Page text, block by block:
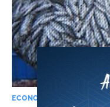
ECONOMIE